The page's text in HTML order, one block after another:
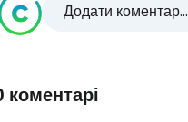
Додати коментар...
коментарі